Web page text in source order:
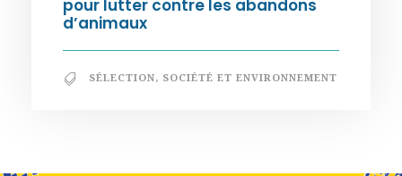
pour lutter contre les abandons
d’animaux
SÉLECTION, SOCIÉTÉ ET ENVIRONNEMENT